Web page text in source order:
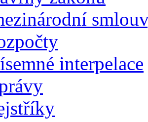
interpelace